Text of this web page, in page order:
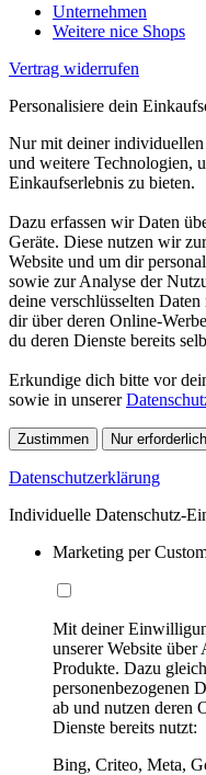
Unternehmen
Weitere nice Shops
Vertrag widerrufen
Personalisiere dein
Nur mit deiner
und weitere Technologien,
Einkaufserlebnis zu bieten.
Dazu erfassen wir Daten
Geräte. Diese nutzen wir
Website und um dir
sowie zur Analyse der
deine verschlüsselten
dir über deren Online-
du deren Dienste bereits
Erkundige dich bitte vor
sowie in unserer
Zustimmen Nur
Datenschutzerklärung
Individuelle Datenschutz-
Marketing per
Mit deiner
unserer Website
Produkte. Dazu
personenbezogenen
ab und nutzen deren
Dienste bereits nutzt:
Bing, Criteo, Meta,